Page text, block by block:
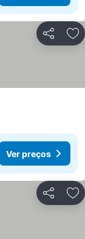
Partilhar
Ver preços
Partilhar